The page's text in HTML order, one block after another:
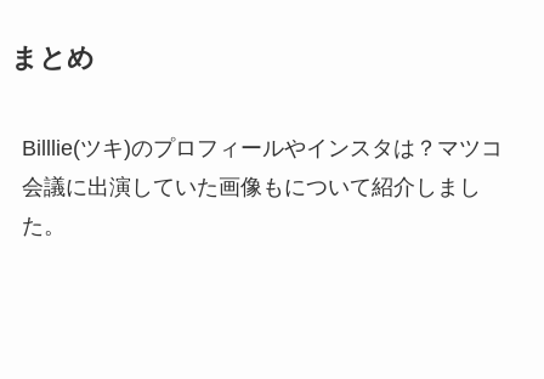
まとめ
Billlie(ツキ)のプロフィールやインスタは？マツコ
会議に出演していた画像もについて紹介しまし
た。